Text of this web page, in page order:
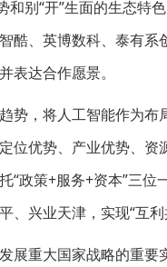
别“开”生面的生态特
酷、英博数科、泰有
表达合作愿景。
势，将人工智能作为
位优势、产业优势、
政策+服务+资本”三位
兴业天津，实现“互利
展重大国家战略的重